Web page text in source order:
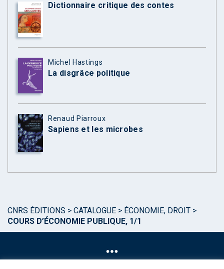
Dictionnaire critique des contes
Michel Hastings
La disgrâce politique
Renaud Piarroux
Sapiens et les microbes
CNRS ÉDITIONS > CATALOGUE > ÉCONOMIE, DROIT >
COURS D’ÉCONOMIE PUBLIQUE, 1/1